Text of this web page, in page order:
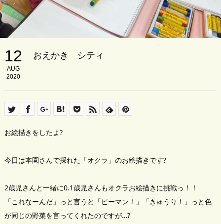
12
AUG
2020
おえかき シティ
お絵描きをしたよ?
今日は本園さんで採れた「オクラ」のお絵描きです?
2歳児さんと一緒に0.1歳児さんもオクラお絵描きに挑戦っ！！
「これなーんだ」っと言うと「ピーマン！」「きゅうり！」っと色
が同じの野菜を言ってくれたのですが…?